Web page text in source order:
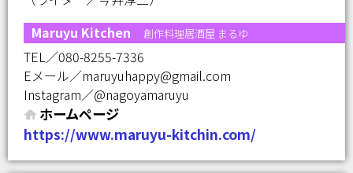
Maruyu Kitchen
創作料理居酒屋 まるゆ
TEL／080-8255-7336
Eメール／maruyuhappy@gmail.com
Instagram／@nagoyamaruyu
ホームページ
https://www.maruyu-kitchin.com/